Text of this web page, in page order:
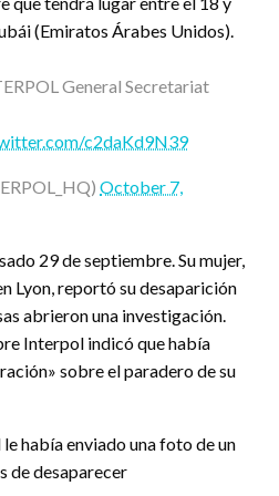
(Emiratos Árabes Unidos).
General Secretariat
c2daKd9N39
October 7,
29 de septiembre. Su mujer,
Lyon, reportó su desaparición
abrieron una investigación.
Interpol indicó que había
sobre el paradero de su
había enviado una foto de un
de desaparecer